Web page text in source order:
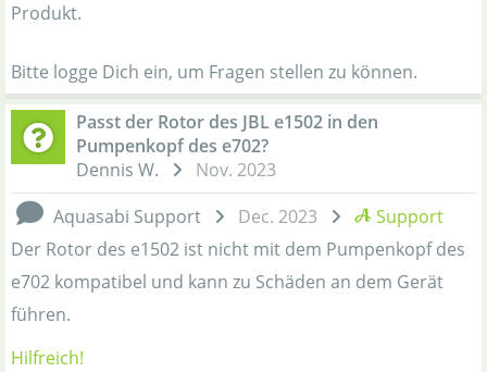
Produkt.
Bitte logge Dich ein, um Fragen stellen zu können.
Passt der Rotor des JBL e1502 in den
Pumpenkopf des e702?
Dennis W.
Nov. 2023
Aquasabi Support
Dec. 2023
Support
Der Rotor des e1502 ist nicht mit dem Pumpenkopf des
e702 kompatibel und kann zu Schäden an dem Gerät
führen.
Hilfreich!